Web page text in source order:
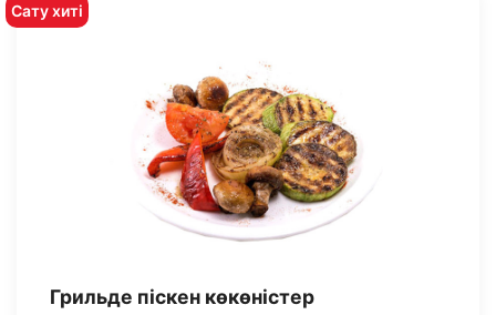
Сату хиті
Грильде піскен көкөністер